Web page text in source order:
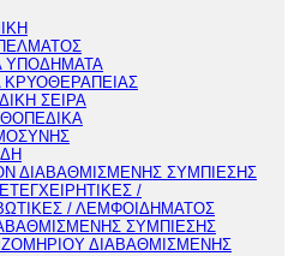
ΥΠΟΔΗΜΑΤΑ
ΚΡΥΟΘΕΡΑΠΕΙΑΣ
ΣΕΙΡΑ
ΔΙΑΒΑΘΜΙΣΜΕΝΗΣ ΣΥΜΠΙΕΣΗΣ
/
/ ΛΕΜΦΟΙΔΗΜΑΤΟΣ
ΣΥΜΠΙΕΣΗΣ
ΔΙΑΒΑΘΜΙΣΜΕΝΗΣ